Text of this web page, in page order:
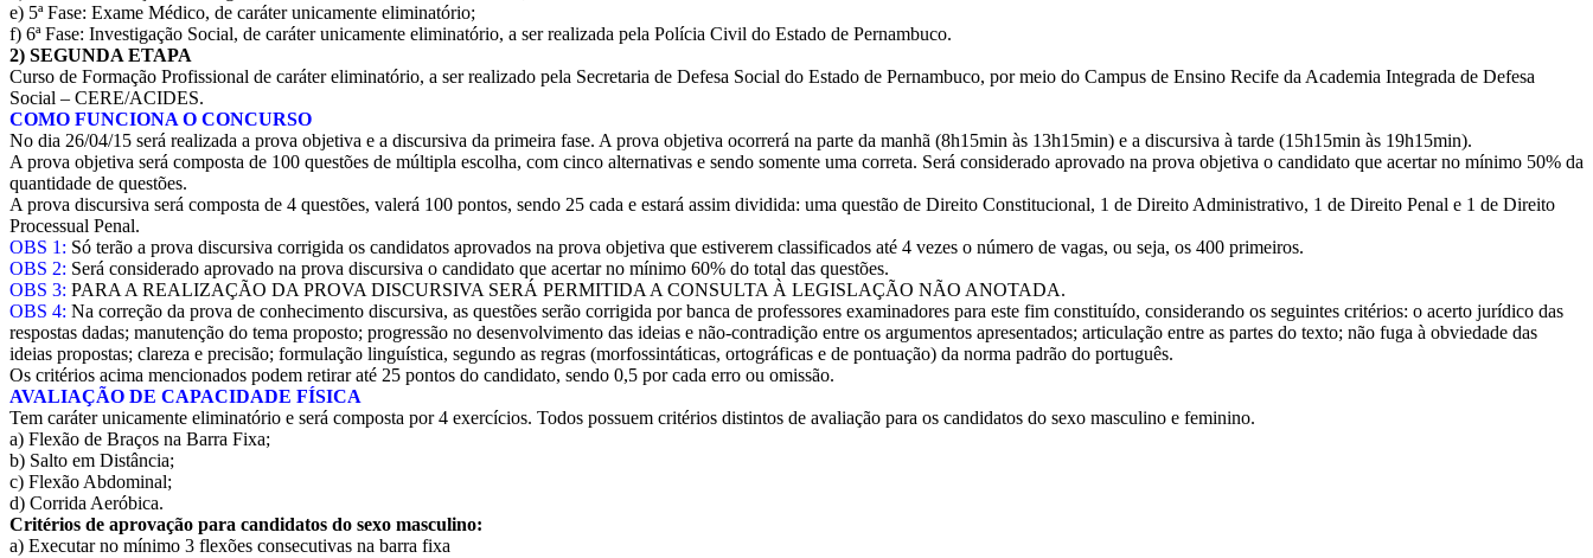
e) 5ª Fase: Exame Médico, de caráter unicamente eliminatório;
f) 6ª Fase: Investigação Social, de caráter unicamente eliminatório, a ser realizada pela Polícia Civil do Estado de Pernambuco.
2) SEGUNDA ETAPA
Curso de Formação Profissional de caráter eliminatório, a ser realizado pela Secretaria de Defesa Social do Estado de Pernambuco, por meio do Campus de Ensino Recife da Academia Integrada de Defesa
Social – CERE/ACIDES.
COMO FUNCIONA O CONCURSO
No dia 26/04/15 será realizada a prova objetiva e a discursiva da primeira fase. A prova objetiva ocorrerá na parte da manhã (8h15min às 13h15min) e a discursiva à tarde (15h15min às 19h15min).
A prova objetiva será composta de 100 questões de múltipla escolha, com cinco alternativas e sendo somente uma correta. Será considerado aprovado na prova objetiva o candidato que acertar no mínimo 50% da
quantidade de questões.
A prova discursiva será composta de 4 questões, valerá 100 pontos, sendo 25 cada e estará assim dividida: uma questão de Direito Constitucional, 1 de Direito Administrativo, 1 de Direito Penal e 1 de Direito
Processual Penal.
OBS 1: Só terão a prova discursiva corrigida os candidatos aprovados na prova objetiva que estiverem classificados até 4 vezes o número de vagas, ou seja, os 400 primeiros.
OBS 2: Será considerado aprovado na prova discursiva o candidato que acertar no mínimo 60% do total das questões.
OBS 3: PARA A REALIZAÇÃO DA PROVA DISCURSIVA SERÁ PERMITIDA A CONSULTA À LEGISLAÇÃO NÃO ANOTADA.
OBS 4: Na correção da prova de conhecimento discursiva, as questões serão corrigida por banca de professores examinadores para este fim constituído, considerando os seguintes critérios: o acerto jurídico das
respostas dadas; manutenção do tema proposto; progressão no desenvolvimento das ideias e não-contradição entre os argumentos apresentados; articulação entre as partes do texto; não fuga à obviedade das
ideias propostas; clareza e precisão; formulação linguística, segundo as regras (morfossintáticas, ortográficas e de pontuação) da norma padrão do português.
Os critérios acima mencionados podem retirar até 25 pontos do candidato, sendo 0,5 por cada erro ou omissão.
AVALIAÇÃO DE CAPACIDADE FÍSICA
Tem caráter unicamente eliminatório e será composta por 4 exercícios. Todos possuem critérios distintos de avaliação para os candidatos do sexo masculino e feminino.
a) Flexão de Braços na Barra Fixa;
b) Salto em Distância;
c) Flexão Abdominal;
d) Corrida Aeróbica.
Critérios de aprovação para candidatos do sexo masculino:
a) Executar no mínimo 3 flexões consecutivas na barra fixa